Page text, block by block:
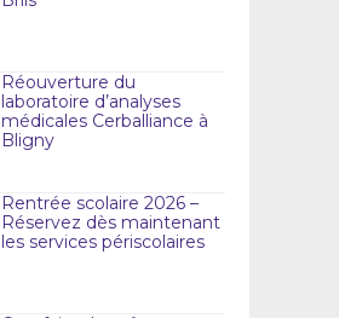
Réouverture du
laboratoire d’analyses
médicales Cerballiance à
Bligny
Rentrée scolaire 2026 –
Réservez dès maintenant
les services périscolaires